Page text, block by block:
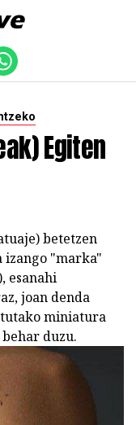
Egiten
betetzen
izango "marka"
esanahi
joan denda
miniatura
duzu.